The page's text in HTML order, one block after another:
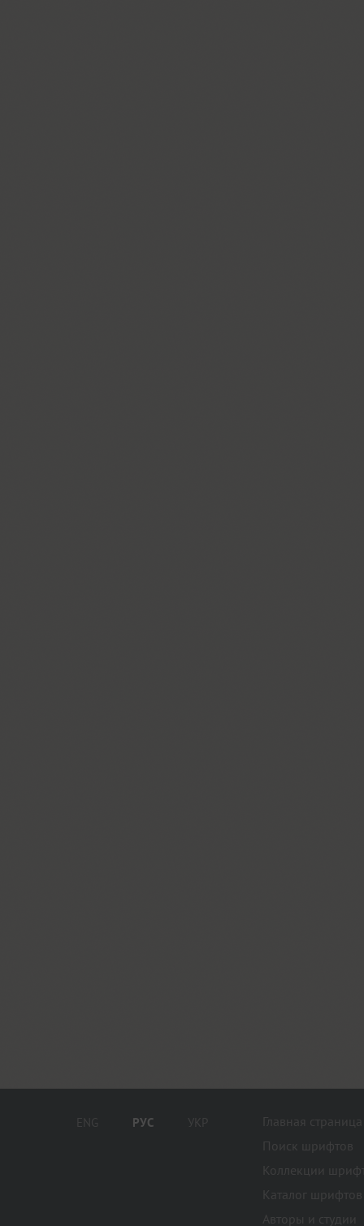
ENG РУС УКР
Главная страница
Поиск шрифтов
Коллекции
Каталог шрифтов
Авторы и студии